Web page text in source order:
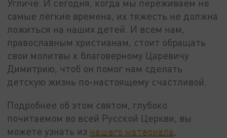
Угличе. И сегодня, когда мы переживаем не
самые лёгкие времена, их тяжесть не должна
ложиться на наших детей. И всем нам,
православным христианам, стоит обращать
свои молитвы к благоверному Царевичу
Димитрию, чтоб он помог нам сделать
детскую жизнь по-настоящему счастливой.
Подробнее об этом святом, глубоко
почитаемом во всей Русской Церкви, вы
можете узнать из нашего материала,